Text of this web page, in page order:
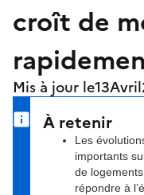
croît de
Mis à jour le13Avril
À retenir
Les
importants
de
répondre à